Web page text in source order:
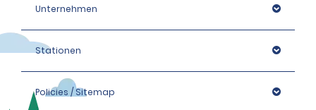
Unternehmen
Stationen
Policies / Sitemap